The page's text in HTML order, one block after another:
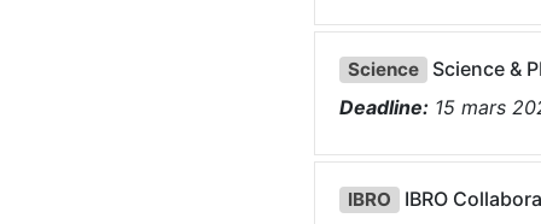
Science
Science &
Deadline: 15 mars
IBRO
IBRO